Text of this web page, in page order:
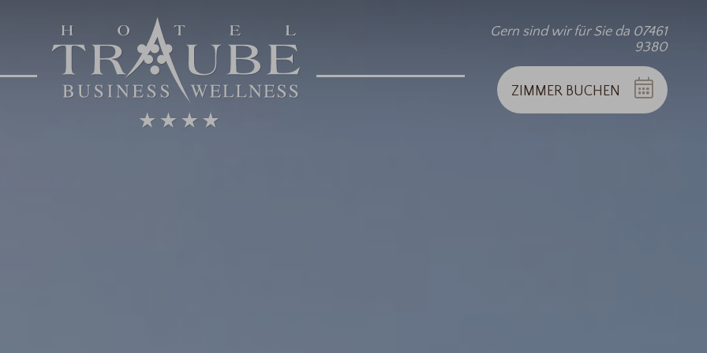
Gern sind wir für Sie da 07461
9380
ZIMMER BUCHEN